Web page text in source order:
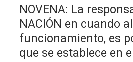
NOVENA: La
NACIÓN en cuando al
funcionamiento, es
que se establece en